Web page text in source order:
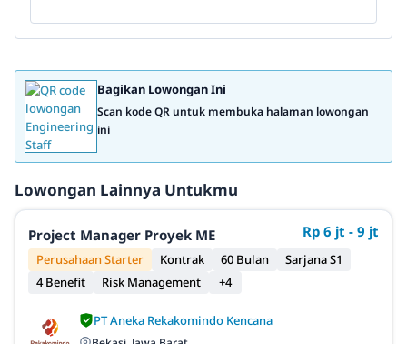
Bagikan Lowongan Ini
Scan kode QR untuk membuka halaman lowongan
ini
Lowongan Lainnya Untukmu
Project Manager Proyek ME Rp 6 jt - 9 jt
Perusahaan Starter Kontrak 60 Bulan
Sarjana S1
4 Benefit
Risk Management +4
PT Aneka Rekakomindo Kencana